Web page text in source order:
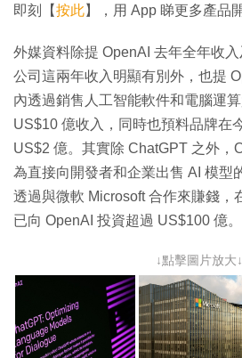
1
2
%
即刻【按此】，用 App 睇更多產品
外媒資料除提 OpenAI 去年全年收
公司這兩年收入明顯有別外，也提
內透過銷售人工智能軟件和電腦運
US$10 億收入，同時也預料品牌在
US$2 億。其實除 ChatGPT 之外，
為直接向開發者和企業出售 AI 模型
透過與微軟 Microsoft 合作來賺錢，
已向 OpenAI 投資超過 US$100 億。
↓點擊圖片放大↓